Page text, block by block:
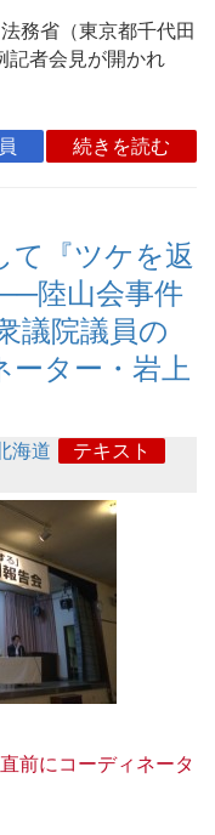
務省（東京都千代田
記者会見が開かれ
続きを読む
て『ツケを返
陸山会事件
議院議員の
ーター・岩上
海道
テキスト
前にコーディネータ